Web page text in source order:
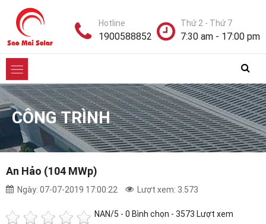
Hotline
1900588852
Thứ 2 - Thứ 7
7:30 am - 17:00 pm
CÔNG TRÌNH
An Hảo (104 MWp)
Ngày: 07-07-2019 17:00:22 Lượt xem: 3.573
NAN/5 - 0 Bình chọn - 3573 Lượt xem